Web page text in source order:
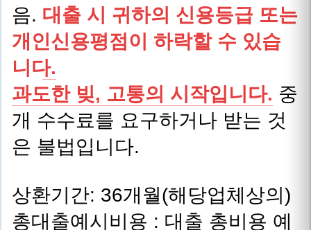
음. 대출 시 귀하의 신용등급 또는
개인신용평점이 하락할 수 있습
니다.
과도한 빚, 고통의 시작입니다. 중
개 수수료를 요구하거나 받는 것
은 불법입니다.
상환기간: 36개월(해당업체상의)
총대출예시비용 : 대출 총비용 예